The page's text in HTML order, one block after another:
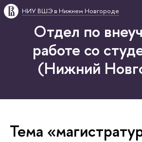
НИУ ВШЭ в Нижнем Новгороде
Отдел по
работе со
(Нижний
Тема